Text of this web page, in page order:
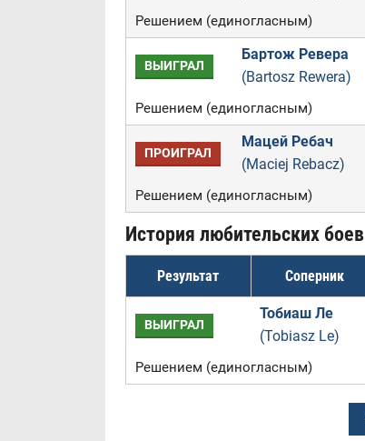
Решением (единогласным)
ВЫИГРАЛ
Бартож Ревера
(Bartosz Rewera)
Решением (единогласным)
ПРОИГРАЛ
Мацей Ребач
(Maciej Rebacz)
Решением (единогласным)
История любительских боев
Результат Соперник
ВЫИГРАЛ
Тобиаш Ле
(Tobiasz Le)
Решением (единогласным)